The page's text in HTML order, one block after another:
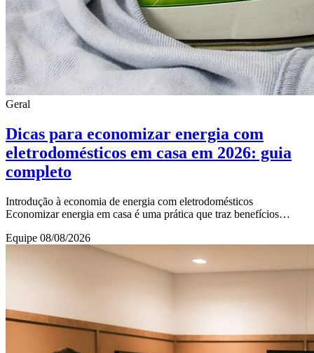
Geral
Dicas para economizar energia com
eletrodomésticos em casa em 2026: guia
completo
Introdução à economia de energia com eletrodomésticos
Economizar energia em casa é uma prática que traz benefícios
Equipe 08/08/2026